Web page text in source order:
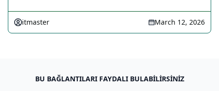
itmaster March 12, 2026
BU BAĞLANTILARI FAYDALI BULABILIRSINIZ